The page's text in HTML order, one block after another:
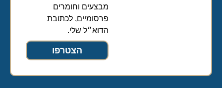
מבצעים וחומרים
פרסומיים, לכתובת
הדוא״ל שלי.
הצטרפו